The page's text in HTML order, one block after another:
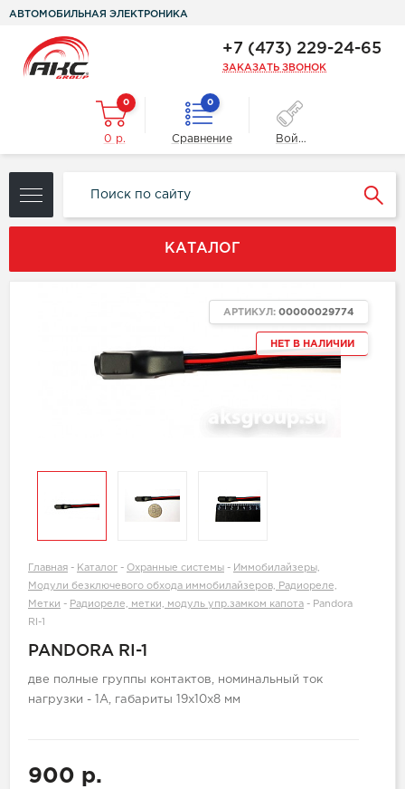
АВТОМОБИЛЬНАЯ ЭЛЕКТРОНИКА
+7 (473) 229-24-65
ЗАКАЗАТЬ ЗВОНОК
0
0 р.
0
Сравнение Войти
КАТАЛОГ
НЕТ В НАЛИЧИИ
АРТИКУЛ: 00000029774
Главная - Каталог - Охранные системы - Иммобилайзеры,
Модули безключевого обхода иммобилайзеров, Радиореле,
Метки - Радиореле, метки, модуль упр.замком капота - Pandora
RI-1
PANDORA RI-1
две полные группы контактов, номинальный ток
нагрузки - 1А, габариты 19х10х8 мм
900 р.